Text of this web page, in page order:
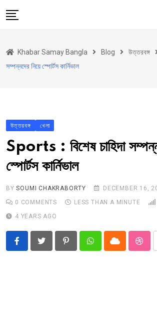
to
উত্তরবঙ্গ
আরও কিছু
Contact
Khabar Samay Hindi
Khabar Samay Bangla Blog উত্তরবঙ্গ
সম্পন্নদের নিয়ে স্পোর্টস কার্নিভাল
উত্তরবঙ্গ খেলা
Sports : বিশেষ চাহিদা
স্পোর্টস কার্নিভাল
BYSOUMI CHAKRABORTY
DECEMBER 16,
0 COMMENTS LESS THAN A MINUTE
4 YEARS AGO
PinterestWhatsappCloud